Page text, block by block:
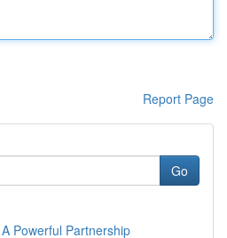
Report Page
Go
Powerful Partnership